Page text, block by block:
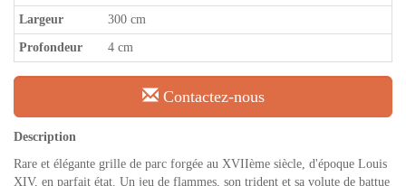
Largeur 300 cm
Profondeur 4 cm
Contactez-nous
Description
Rare et élégante grille de parc forgée au XVIIème siècle, d'époque Louis
XIV, en parfait état. Un jeu de flammes, son trident et sa volute de battue